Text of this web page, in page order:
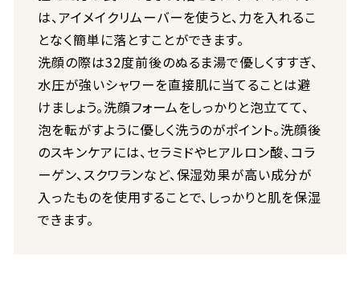
は、アイメイクリムーバーを使うと、力を入れるこ
となく簡単に落とすことができます。
洗顔の際は32度前後のぬるま湯で優しくすすぎ、
水圧が強いシャワーを直接肌に当てることは避
けましょう。洗顔フォームをしっかりと泡立てて、
泡を転がすように優しく洗うのがポイント。洗顔後
のスキンケアには、セラミドやヒアルロン酸、コラ
ーゲン、スクワランなど、保湿効果が高い成分が
入ったものを使用することで、しっかりと肌を保湿
できます。